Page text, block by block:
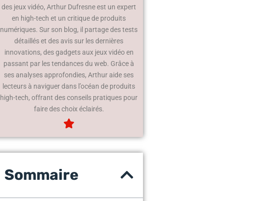
des jeux vidéo, Arthur Dufresne est un expert
en high-tech et un critique de produits
numériques. Sur son blog, il partage des tests
détaillés et des avis sur les dernières
innovations, des gadgets aux jeux vidéo en
passant par les tendances du web. Grâce à
ses analyses approfondies, Arthur aide ses
lecteurs à naviguer dans l’océan de produits
high-tech, offrant des conseils pratiques pour
faire des choix éclairés.
Sommaire